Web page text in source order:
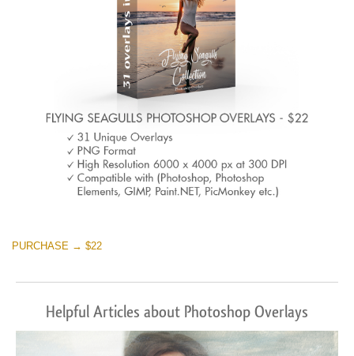
PURCHASE → $22
Helpful Articles about Photoshop Overlays